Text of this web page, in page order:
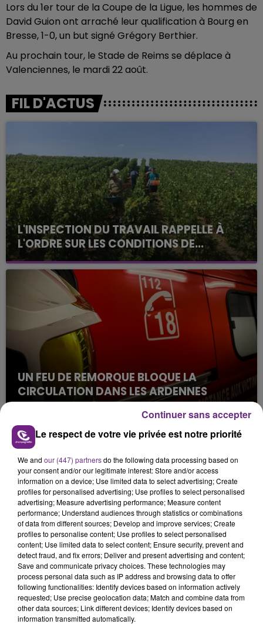
Lors du 1er tour de la Coupe de la Ligue, les hommes de
David Guion ont arraché leur qualification à Bourg en
Bresse, 1-0, un but signé Grégory Berthier.
Au prochain tour, le Stade de Reims se déplace à
Valenciennes, le mardi 22 août.
FIL D'ACTUS
L'INSPECTION DU TRAVAIL RAPPELLE À
L'ORDRE SUR LES CONDITIONS DE...
Alors que les dates de début des vendange 2026
s'est avéré être plus précoce que prévu,
l'inspection du Travail en profite pour rappeler
les conditions de...
UN FEU DE REMORQUE BLOQUE LA
CIRCULATION DANS LES ARDENNES
Un feu de remorque s'est déclaré ce mercredi en
TITRES DIFFUSÉS
18h08
18h08
TAYLOR SWIFT
Elizabeth Taylor
18h04
18h04
DANIEL POWTER
Bad Day
Le respect de votre vie privée est notre priorité
We and our (447) partnersdo the following data processing based on
your consent and/or our legitimate interest: Store and/or access
information on a device; Use limited data to select advertising; Create
profiles for personalised advertising; Use profiles to select personalised
advertising; Measure advertising performance; Measure content
performance; Understand audiences through statistics or combinations
of data from different sources; Develop and improve services; Create
profiles to personalise content; Use profiles to select personalised
content; Use limited data to select content; Ensure security, prevent and
detect fraud, and fix errors; Deliver and present advertising and content;
Save and communicate privacy choices. These technologies may
process personal data such as IP address and browsing data to offer
following functionalities: Identify devices based on information actively
requested; Use precise geolocation data; Match and combine data from
other data sources; Link different devices; Identify devices based on
information transmitted automatically.
Continuer sans accepter